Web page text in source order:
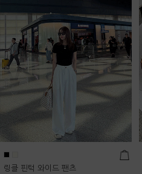
링클 핀턱 와이드 팬츠